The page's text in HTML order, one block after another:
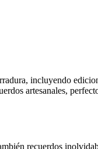
incluyendo
artesanales,
recuerdos